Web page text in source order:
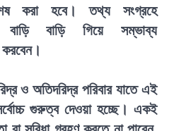
করা হবে। তথ্য সংগ্রহে
বাড়ি বাড়ি গিয়ে সম্ভাব্য
ও অতিদরিদ্র পরিবার যাতে এই
গুরুত্ব দেওয়া হচ্ছে। একই